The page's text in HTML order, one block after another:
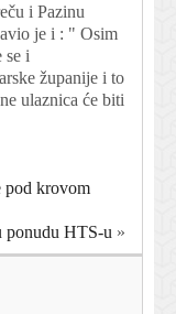
i Pazinu
je i : " Osim
se i
županije i to
ulaznica će biti
pod krovom
ponudu HTS-u »